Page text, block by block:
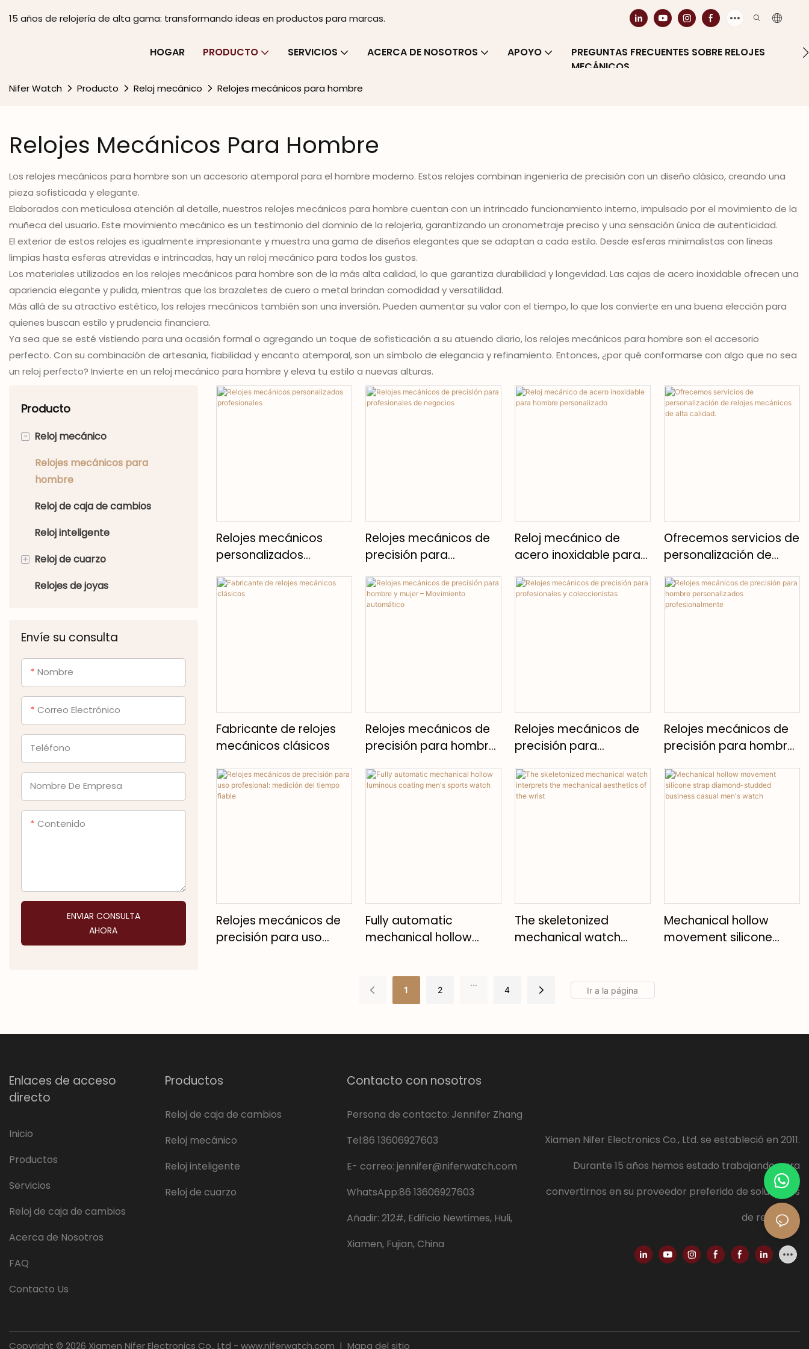
15 años de relojería de alta gama: transformando ideas en productos para marcas.
HOGAR PRODUCTO SERVICIOS ACERCA DE NOSOTROS APOYO
PREGUNTAS FRECUENTES SOBRE RELOJES
MECÁNICOS
Nifer Watch Producto Reloj mecánico Relojes mecánicos para hombre
Relojes Mecánicos Para Hombre
Los relojes mecánicos para hombre son un accesorio atemporal para el hombre moderno. Estos relojes combinan ingeniería de precisión con un diseño clásico, creando una
pieza sofisticada y elegante.
Elaborados con meticulosa atención al detalle, nuestros relojes mecánicos para hombre cuentan con un intrincado funcionamiento interno, impulsado por el movimiento de la
muñeca del usuario. Este movimiento mecánico es un testimonio del dominio de la relojería, garantizando un cronometraje preciso y una sensación única de autenticidad.
El exterior de estos relojes es igualmente impresionante y muestra una gama de diseños elegantes que se adaptan a cada estilo. Desde esferas minimalistas con líneas
limpias hasta esferas atrevidas e intrincadas, hay un reloj mecánico para todos los gustos.
Los materiales utilizados en los relojes mecánicos para hombre son de la más alta calidad, lo que garantiza durabilidad y longevidad. Las cajas de acero inoxidable ofrecen una
apariencia elegante y pulida, mientras que los brazaletes de cuero o metal brindan comodidad y versatilidad.
Más allá de su atractivo estético, los relojes mecánicos también son una inversión. Pueden aumentar su valor con el tiempo, lo que los convierte en una buena elección para
quienes buscan estilo y prudencia financiera.
Ya sea que se esté vistiendo para una ocasión formal o agregando un toque de sofisticación a su atuendo diario, los relojes mecánicos para hombre son el accesorio
perfecto. Con su combinación de artesanía, fiabilidad y encanto atemporal, son un símbolo de elegancia y refinamiento. Entonces, ¿por qué conformarse con algo que no sea
un reloj perfecto? Invierte en un reloj mecánico para hombre y eleva tu estilo a nuevas alturas.
Producto
-
Reloj mecánico
Relojes mecánicos para
hombre
Reloj de caja de cambios
Reloj inteligente
+ Reloj de cuarzo
Reloj de pulsera de cuarzo
Relojes de joyas
Envíe su consulta
Nombre
Correo Electrónico
Teléfono
Nombre De Empresa
Contenido
ENVIAR CONSULTA
AHORA
Relojes mecánicos
personalizados
Relojes mecánicos de
precisión para
negocios
Reloj mecánico de
acero inoxidable para
Ofrecemos servicios de
personalización de
alta calidad.
Fabricante de relojes
mecánicos clásicos
Relojes mecánicos de
precisión para hombre
automático
Relojes mecánicos de
precisión para
coleccionistas
Relojes mecánicos de
precisión para hombre
profesionalmente
Relojes mecánicos de
precisión para uso
Fully automatic
mechanical hollow
The skeletonized
mechanical watch
of the wrist
Mechanical hollow
movement silicone
1 2
...
4
Enlaces de acceso
directo
Inicio
Productos
Servicios
Reloj de caja de cambios
Acerca de Nosotros
FAQ
Contacto Us
Productos
Reloj de caja de cambios
Reloj mecánico
Reloj inteligente
Reloj de cuarzo
Contacto con nosotros
Persona de contacto: Jennifer Zhang
Tel:86 13606927603
E- correo: jennifer@niferwatch.com
WhatsApp:86 13606927603
Añadir: 212#, Edificio Newtimes, Huli,
Xiamen, Fujian, China
Xiamen Nifer Electronics Co., Ltd. se estableció en 2011.
Durante 15 años hemos estado trabajando para
convertirnos en su proveedor preferido de soluciones
de relojería.
Copyright © 2026 Xiamen Nifer Electronics Co., Ltd - www.niferwatch.com | Mapa del sitio